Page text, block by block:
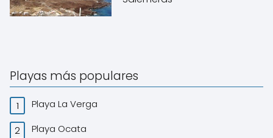
Playas más populares
Playa La Verga
Playa Ocata